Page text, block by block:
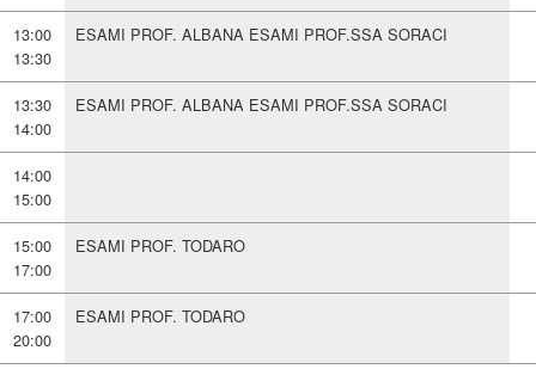
13:00
13:30
ESAMI PROF. ALBANA ESAMI PROF.SSA SORACI
13:30
14:00
ESAMI PROF. ALBANA ESAMI PROF.SSA SORACI
14:00
15:00
15:00
17:00
ESAMI PROF. TODARO
17:00
20:00
ESAMI PROF. TODARO